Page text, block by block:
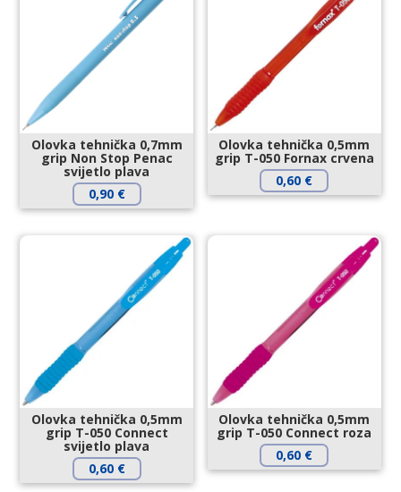
Olovka tehnička 0,7mm
grip Non Stop Penac
svijetlo plava
0,90 €
Olovka tehnička 0,5mm
grip T-050 Fornax crvena
0,60 €
Olovka tehnička 0,5mm
grip T-050 Connect
svijetlo plava
0,60 €
Olovka tehnička 0,5mm
grip T-050 Connect roza
0,60 €